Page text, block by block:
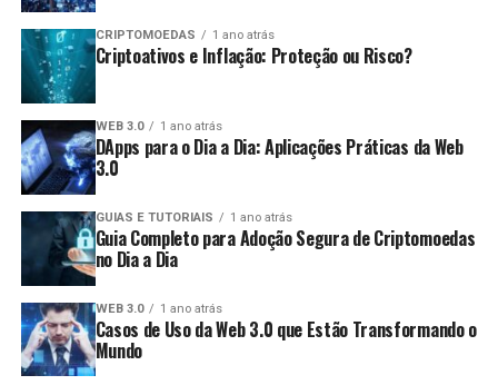
CRIPTOMOEDAS 1 ano atrás
Criptoativos e Inflação: Proteção ou Risco?
WEB 3.0 1 ano atrás
DApps para o Dia a Dia: Aplicações Práticas da Web
3.0
GUIAS E TUTORIAIS 1 ano atrás
Guia Completo para Adoção Segura de Criptomoedas
no Dia a Dia
WEB 3.0 1 ano atrás
Casos de Uso da Web 3.0 que Estão Transformando o
Mundo